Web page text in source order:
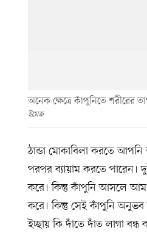
অনেক ক্ষেত্রে কাঁপুনিতে শরীরের
ইমেজ
ঠান্ডা মোকাবিলা করতে
পরপর ব্যায়াম করতে পারেন।
করে। কিন্তু কাঁপুনি আসলে
করে। কিন্তু সেই কাঁপুনি অনুভব
ইচ্ছায় কি দাঁতে দাঁত লাগা বন্ধ